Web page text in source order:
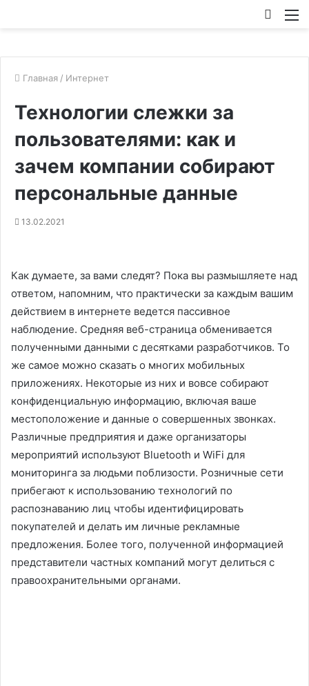
Главная / Интернет
Технологии слежки за
пользователями: как и
зачем компании собирают
персональные данные
13.02.2021
Как думаете, за вами следят? Пока вы размышляете над
ответом, напомним, что практически за каждым вашим
действием в интернете ведется пассивное
наблюдение. Средняя веб-страница обменивается
полученными данными с десятками разработчиков. То
же самое можно сказать о многих мобильных
приложениях. Некоторые из них и вовсе собирают
конфиденциальную информацию, включая ваше
местоположение и данные о совершенных звонках.
Различные предприятия и даже организаторы
мероприятий используют Bluetooth и WiFi для
мониторинга за людьми поблизости. Розничные сети
прибегают к использованию технологий по
распознаванию лиц чтобы идентифицировать
покупателей и делать им личные рекламные
предложения. Более того, полученной информацией
представители частных компаний могут делиться с
правоохранительными органами.